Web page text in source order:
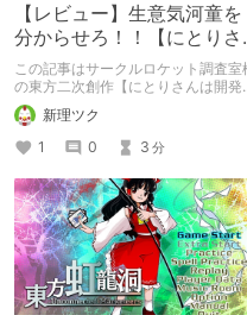
【レビュー】生意気河童を
分からせろ！！【にとりさ
んは開発中】
この記事はサークルロケット調査室
の東方二次創作【にとりさんは開発
中】のレビューになります。
新理ツク
1
0 3 分